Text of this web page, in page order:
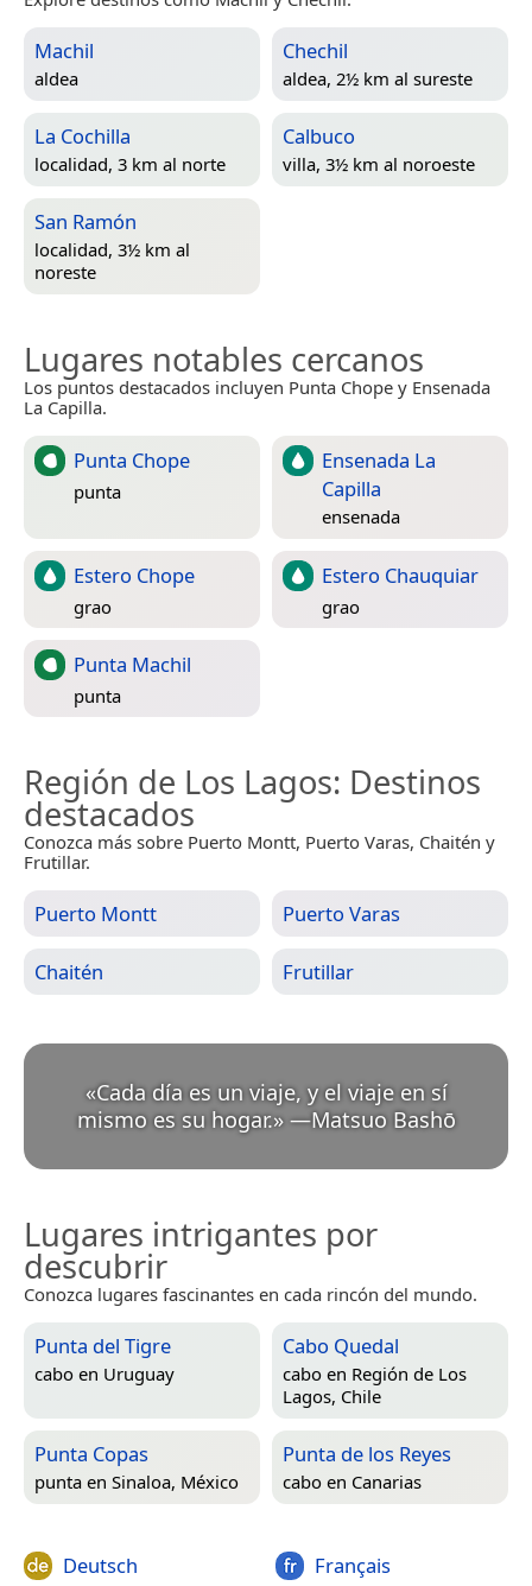
Machil
aldea
Chechil
aldea, 2½ km al sureste
La Cochilla
localidad, 3 km al norte
Calbuco
villa, 3½ km al noroeste
San Ramón
localidad, 3½ km al
noreste
Lugares notables cercanos
Los puntos destacados incluyen Punta Chope y Ensenada
La Capilla.
Punta Chope
punta
Ensenada La
Capilla
ensenada
Estero Chope
grao
Estero Chauquiar
grao
Punta Machil
punta
Región de Los Lagos: Destinos
destacados
Conozca más sobre Puerto Montt, Puerto Varas, Chaitén y
Frutillar.
Puerto Montt Puerto Varas
Chaitén Frutillar
«Cada día es un viaje, y el viaje en sí
mismo es su hogar.» —Matsuo Bashō
Lugares intrigantes por
descubrir
Conozca lugares fascinantes en cada rincón del mundo.
Punta del Tigre
cabo en Uruguay
Cabo Quedal
cabo en Región de Los
Lagos, Chile
Punta Copas
punta en Sinaloa, México
Punta de los Reyes
cabo en Canarias
Deutsch Français